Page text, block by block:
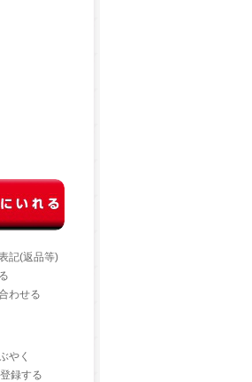
記(返品等)
わせる
やく
録する